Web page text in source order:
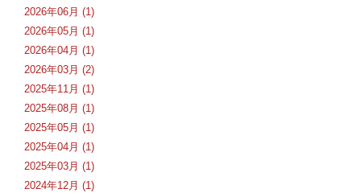
2026年06月 (1)
2026年05月 (1)
2026年04月 (1)
2026年03月 (2)
2025年11月 (1)
2025年08月 (1)
2025年05月 (1)
2025年04月 (1)
2025年03月 (1)
2024年12月 (1)